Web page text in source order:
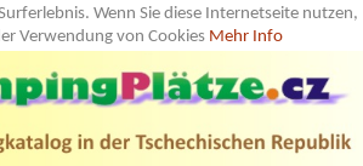
Wenn Sie diese Internetseite nutzen,
Verwendung von Cookies Mehr Info